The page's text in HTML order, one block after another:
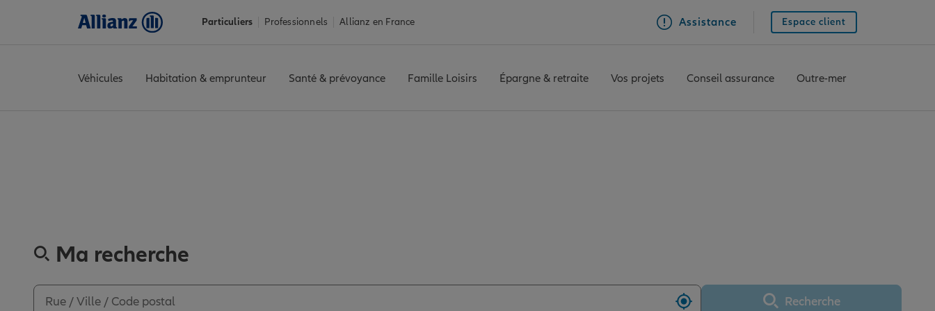
Particuliers Professionnels Allianz en France Assistance Espace client
Véhicules Habitation & emprunteur Santé & prévoyance Famille Loisirs Épargne & retraite Vos projets Conseil assurance Outre-mer
Ma recherche
Recherche